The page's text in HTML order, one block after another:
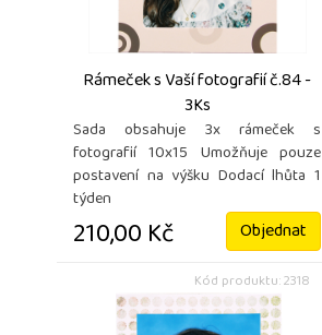
Rámeček s Vaší fotografií č.84 -
3Ks
Sada obsahuje 3x rámeček s
fotografií 10x15 Umožňuje pouze
postavení na výšku Dodací lhůta 1
týden
210,00 Kč Objednat
Kód produktu: 2318